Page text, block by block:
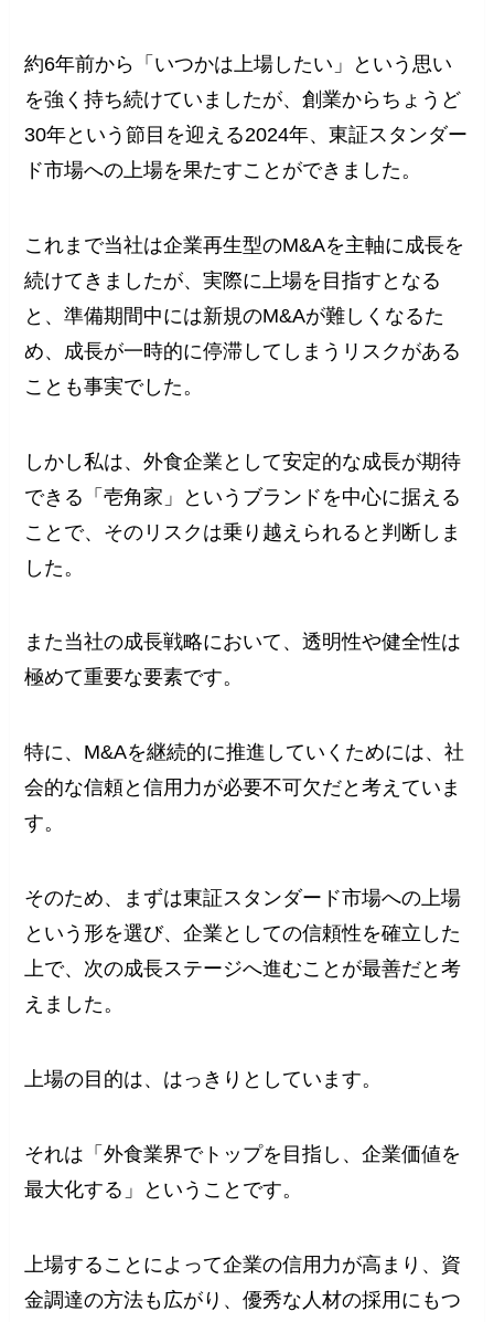
約6年前から「いつかは上場したい」という思い
を強く持ち続けていましたが、創業からちょうど
30年という節目を迎える2024年、東証スタンダー
ド市場への上場を果たすことができました。
これまで当社は企業再生型のM&Aを主軸に成長を
続けてきましたが、実際に上場を目指すとなる
と、準備期間中には新規のM&Aが難しくなるた
め、成長が一時的に停滞してしまうリスクがある
ことも事実でした。
しかし私は、外食企業として安定的な成長が期待
できる「壱角家」というブランドを中心に据える
ことで、そのリスクは乗り越えられると判断しま
した。
また当社の成長戦略において、透明性や健全性は
極めて重要な要素です。
特に、M&Aを継続的に推進していくためには、社
会的な信頼と信用力が必要不可欠だと考えていま
す。
そのため、まずは東証スタンダード市場への上場
という形を選び、企業としての信頼性を確立した
上で、次の成長ステージへ進むことが最善だと考
えました。
上場の目的は、はっきりとしています。
それは「外食業界でトップを目指し、企業価値を
最大化する」ということです。
上場することによって企業の信用力が高まり、資
金調達の方法も広がり、優秀な人材の採用にもつ